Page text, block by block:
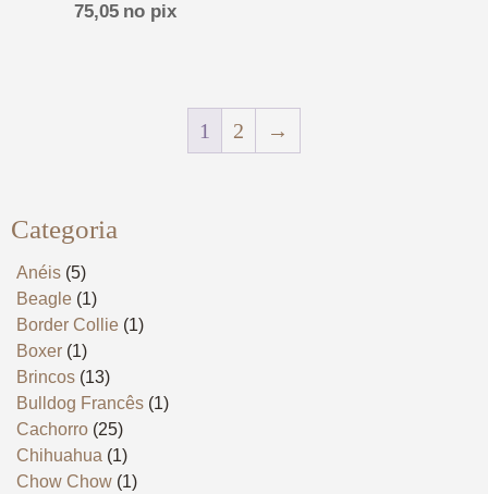
Categoria
Anéis (5)
Beagle (1)
Border Collie (1)
Boxer (1)
Brincos (13)
Bulldog Francês (1)
Cachorro (25)
Chihuahua (1)
Chow Chow (1)
75,05 no pix
1 2 →